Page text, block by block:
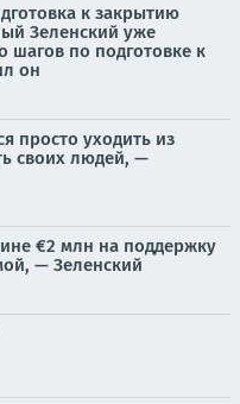
к закрытию
Зеленский уже
шагов по подготовке к
он
просто уходить из
своих людей, —
€2 млн на поддержку
— Зеленский